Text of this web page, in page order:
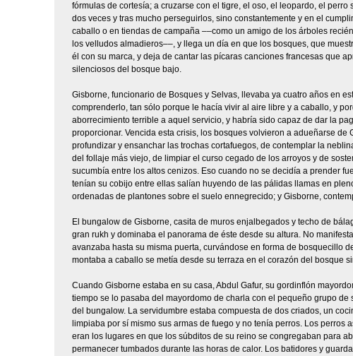
fórmulas de cortesía; a cruzarse con el tigre, el oso, el leopardo, el
dos veces y tras mucho perseguirlos, sino constantemente y en el
caballo o en tiendas de campaña ––como un amigo de los árboles
los velludos almadieros––, y llega un día en que los bosques, que
él con su marca, y deja de cantar las pícaras canciones francesas que
silenciosos del bosque bajo.
Gisborne, funcionario de Bosques y Selvas, llevaba ya cuatro años en
comprenderlo, tan sólo porque le hacía vivir al aire libre y a caballo, y
aborrecimiento terrible a aquel servicio, y habría sido capaz de dar la
proporcionar. Vencida esta crisis, los bosques volvieron a adueñarse
profundizar y ensanchar las trochas cortafuegos, de contemplar la
del follaje más viejo, de limpiar el curso cegado de los arroyos y de
sucumbía entre los altos cenizos. Eso cuando no se decidía a prender
tenían su cobijo entre ellas salían huyendo de las pálidas llamas en
ordenadas de plantones sobre el suelo ennegrecido; y Gisborne,
El bungalow de Gisborne, casita de muros enjalbegados y techo de
gran rukh y dominaba el panorama de éste desde su altura. No
avanzaba hasta su misma puerta, curvándose en forma de bosquecillo
montaba a caballo se metía desde su terraza en el corazón del bosque
Cuando Gisborne estaba en su casa, Abdul Gafur, su gordinflón
tiempo se lo pasaba del mayordomo de charla con el pequeño grupo
del bungalow. La servidumbre estaba compuesta de dos criados, un
limpiaba por sí mismo sus armas de fuego y no tenía perros. Los
eran los lugares en que los súbditos de su reino se congregaban para
permanecer tumbados durante las horas de calor. Los batidores y